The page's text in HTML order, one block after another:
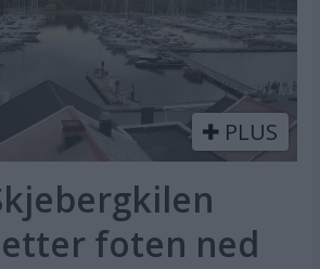
PLUS
foten ned